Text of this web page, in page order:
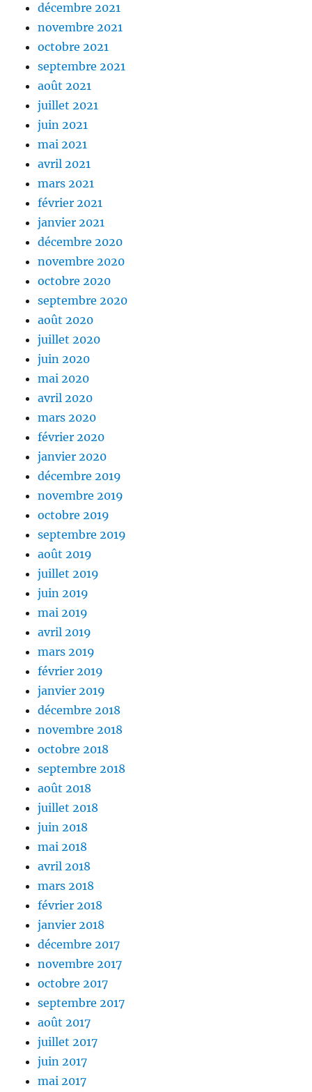
décembre 2021
novembre 2021
octobre 2021
septembre 2021
août 2021
juillet 2021
juin 2021
mai 2021
avril 2021
mars 2021
février 2021
janvier 2021
décembre 2020
novembre 2020
octobre 2020
septembre 2020
août 2020
juillet 2020
juin 2020
mai 2020
avril 2020
mars 2020
février 2020
janvier 2020
décembre 2019
novembre 2019
octobre 2019
septembre 2019
août 2019
juillet 2019
juin 2019
mai 2019
avril 2019
mars 2019
février 2019
janvier 2019
décembre 2018
novembre 2018
octobre 2018
septembre 2018
août 2018
juillet 2018
juin 2018
mai 2018
avril 2018
mars 2018
février 2018
janvier 2018
décembre 2017
novembre 2017
octobre 2017
septembre 2017
août 2017
juillet 2017
juin 2017
mai 2017